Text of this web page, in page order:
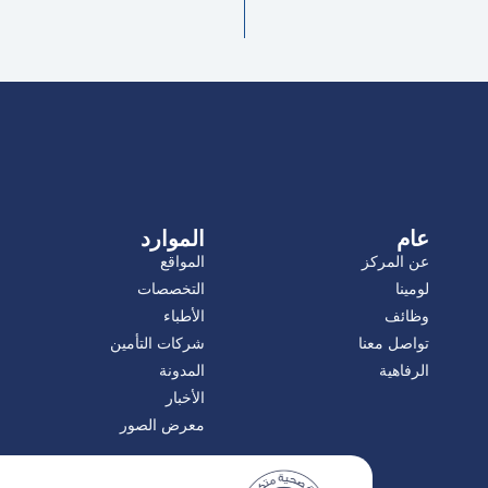
عام
عن المركز
لومينا
وظائف
تواصل معنا
الرفاهية
الموارد
المواقع
التخصصات
الأطباء
شركات التأمين
المدونة
الأخبار
معرض الصور